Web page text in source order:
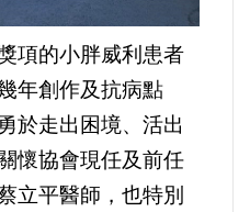
項的小胖威利患者
年創作及抗病點
於走出困境、活出
懷協會現任及前任
立平醫師，也特別